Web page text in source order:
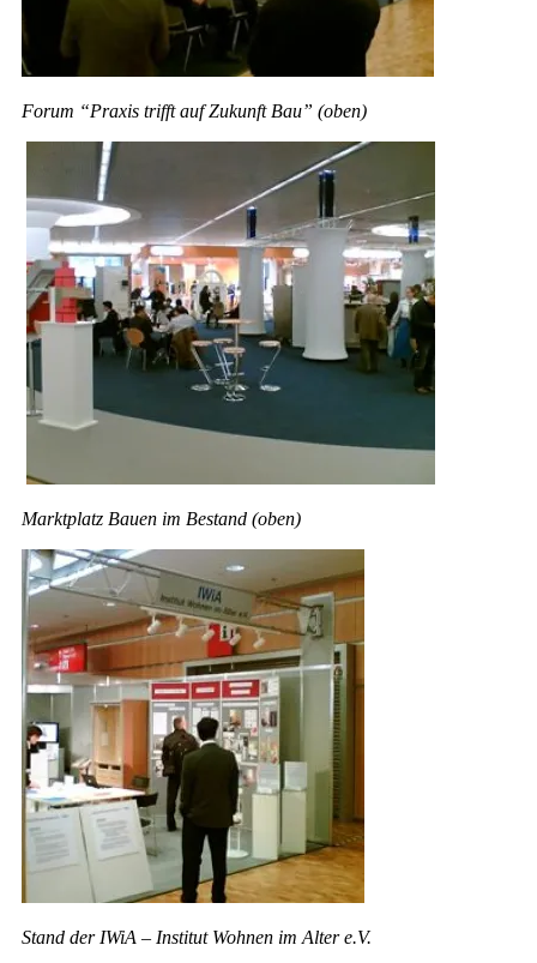
Forum “Praxis trifft auf Zukunft Bau” (oben)
Marktplatz Bauen im Bestand (oben)
Stand der IWiA – Institut Wohnen im Alter e.V.